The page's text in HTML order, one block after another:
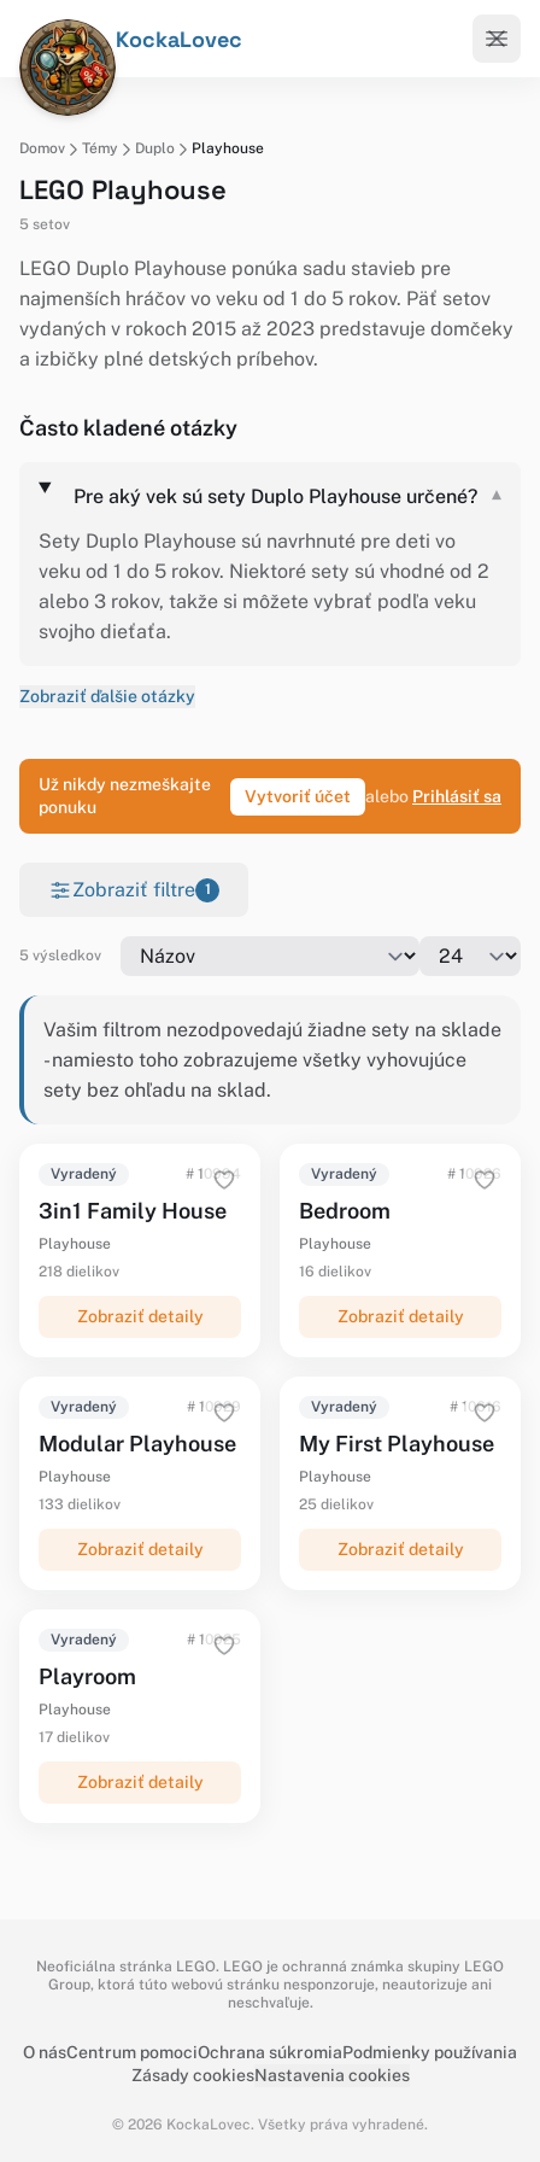
KockaLovec
Domov Témy Duplo Playhouse
LEGO Playhouse
5 setov
LEGO Duplo Playhouse ponúka sadu stavieb pre
najmenších hráčov vo veku od 1 do 5 rokov. Päť setov
vydaných v rokoch 2015 až 2023 predstavuje domčeky
a izbičky plné detských príbehov.
Často kladené otázky
Pre aký vek sú sety Duplo Playhouse určené?
▾
Sety Duplo Playhouse sú navrhnuté pre deti vo
veku od 1 do 5 rokov. Niektoré sety sú vhodné od 2
alebo 3 rokov, takže si môžete vybrať podľa veku
svojho dieťaťa.
Zobraziť ďalšie otázky
Už nikdy nezmeškajte
ponuku
Vytvoriť účet alebo Prihlásiť sa
Zobraziť filtre 1
5 výsledkov
Vašim filtrom nezodpovedajú žiadne sety na sklade
- namiesto toho zobrazujeme všetky vyhovujúce
sety bez ohľadu na sklad.
Vyradený # 10994
3in1 Family House
Playhouse
218 dielikov
Zobraziť detaily
Vyradený # 10926
Bedroom
Playhouse
16 dielikov
Zobraziť detaily
Vyradený # 10929
Modular Playhouse
Playhouse
133 dielikov
Zobraziť detaily
Vyradený # 10616
My First Playhouse
Playhouse
25 dielikov
Zobraziť detaily
Vyradený # 10925
Playroom
Playhouse
17 dielikov
Zobraziť detaily
Neoficiálna stránka LEGO. LEGO je ochranná známka skupiny LEGO
Group, ktorá túto webovú stránku nesponzoruje, neautorizuje ani
neschvaľuje.
O násCentrum pomociOchrana súkromiaPodmienky používania
Zásady cookiesNastavenia cookies
© 2026 KockaLovec. Všetky práva vyhradené.